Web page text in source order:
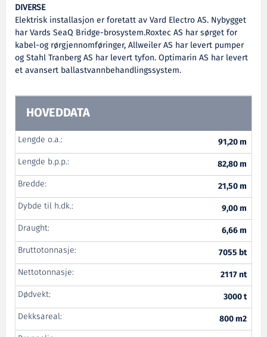
DIVERSE
Elektrisk installasjon er foretatt av Vard Electro AS. Nybygget
har Vards SeaQ Bridge-brosystem.Roxtec AS har sørget for
kabel-og rørgjennomføringer, Allweiler AS har levert pumper
og Stahl Tranberg AS har levert tyfon. Optimarin AS har levert
et avansert ballastvannbehandlingssystem.
HOVEDDATA
Lengde o.a.:
91,20 m
Lengde b.p.p.:
82,80 m
Bredde:
21,50 m
Dybde til h.dk.:
9,00 m
Draught:
6,66 m
Bruttotonnasje:
7055 bt
Nettotonnasje:
2117 nt
Dødvekt:
3000 t
Dekksareal:
800 m2